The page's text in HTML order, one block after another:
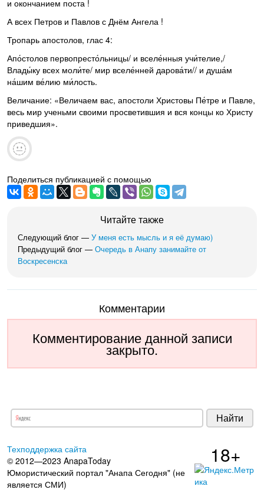
и окончанием поста !
А всех Петров и Павлов с Днём Ангела !
Тропарь апостолов, глас 4:
Апо́столов первопресто́льницы/ и вселе́нныя учи́телие,/
Влады́ку всех моли́те/ мир вселе́нней дарова́ти// и душа́м
на́шим ве́лию ми́лость.
Величание: «Величаем вас, апостоли Христовы Пе́тре и Павле,
весь мир ученьми своими просветившия и вся концы ко Христу
приведшия».
Поделиться публикацией с помощью
Читайте также
Следующий блог — У меня есть мысль и я её думаю)
Предыдущий блог — Очередь в Анапу занимайте от
Воскресенска
Комментарии
Комментирование данной записи
закрыто.
Техподдержка сайта
© 2012—2023 AnapaToday
Юмористический портал "Анапа Сегодня" (не
является СМИ)
18+